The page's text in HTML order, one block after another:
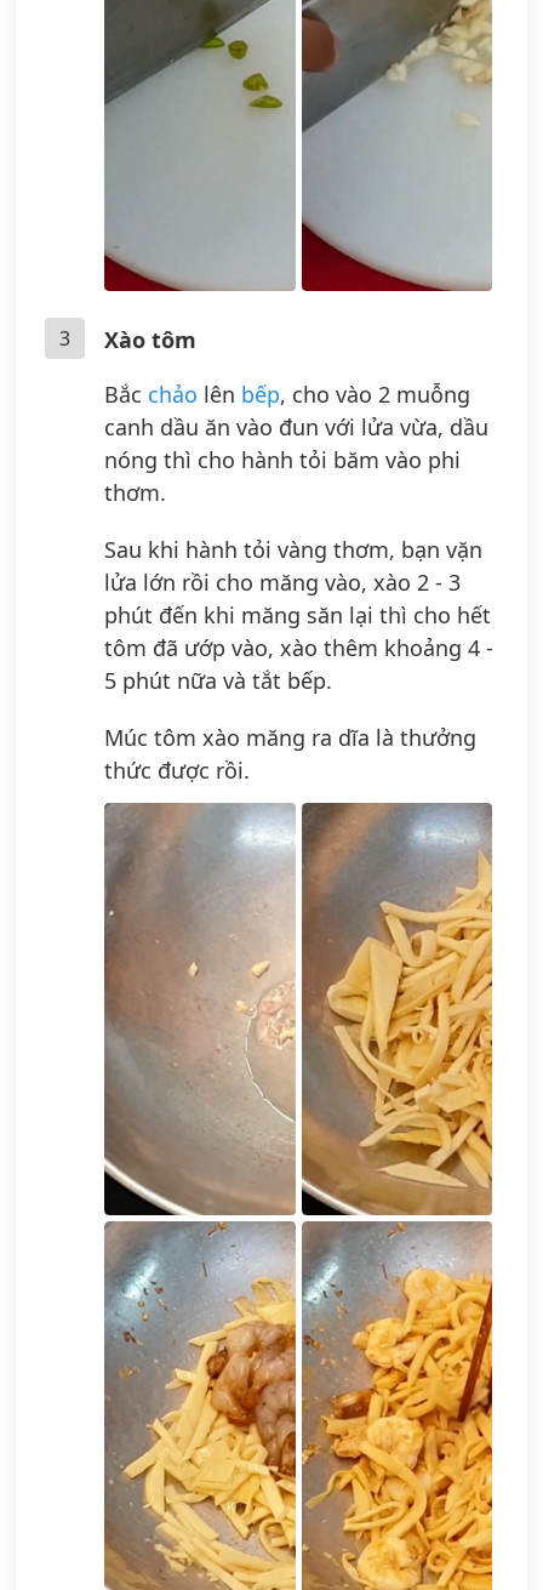
3
Xào tôm
Bắc chảo lên bếp, cho vào 2 muỗng
canh dầu ăn vào đun với lửa vừa, dầu
nóng thì cho hành tỏi băm vào phi
thơm.
Sau khi hành tỏi vàng thơm, bạn vặn
lửa lớn rồi cho măng vào, xào 2 - 3
phút đến khi măng săn lại thì cho hết
tôm đã ướp vào, xào thêm khoảng 4 -
5 phút nữa và tắt bếp.
Múc tôm xào măng ra dĩa là thưởng
thức được rồi.